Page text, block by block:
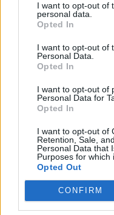
I want to opt-out of
personal data.
Opted In
I want to opt-out of
Personal Data.
Opted In
I want to opt-out of
Personal Data for
Opted In
I want to opt-out of
Retention, Sale,
Personal Data that
Purposes for which
Opted Out
CONFIRM
Slapeloosheid
Hoeveelheid
stress situaties. 3 keer
Clonazepam
24-08-2023 | Vrouw | 16
clonazepam (1mg/ml)
Spierspasmes